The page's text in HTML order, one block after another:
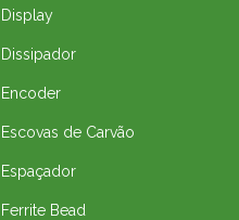
Display
Dissipador
Encoder
Escovas de Carvão
Espaçador
Ferrite Bead